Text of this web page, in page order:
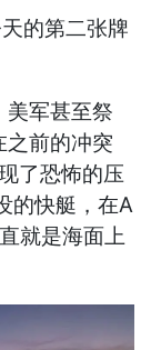
的第二张牌
美军甚至祭
前的冲突
了恐怖的压
的快艇，在A
就是海面上